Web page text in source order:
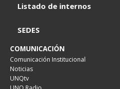
Listado de internos
SEDES
COMUNICACIÓN
Comunicación Institucional
Noticias
UNQtv